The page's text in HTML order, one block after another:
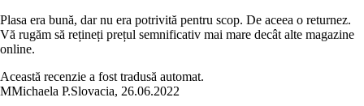
Plasa era bună, dar nu era potrivită pentru scop. De aceea o returnez.
Vă rugăm să rețineți prețul semnificativ mai mare decât alte magazine
online.
Această recenzie a fost tradusă automat.
MMichaela P.Slovacia, 26.06.2022